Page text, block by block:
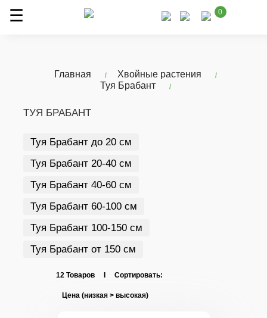
0
Главная
Хвойные растения
Туя Брабант
ТУЯ БРАБАНТ
Туя Брабант до 20 см
Туя Брабант 20-40 см
Туя Брабант 40-60 см
Туя Брабант 60-100 см
Туя Брабант 100-150 см
Туя Брабант от 150 см
12 Товаров I Сортировать: